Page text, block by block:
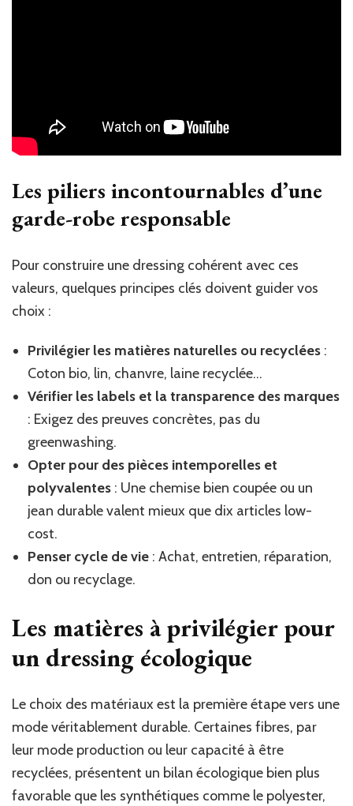
Les piliers incontournables d’une
garde-robe responsable
Pour construire une dressing cohérent avec ces
valeurs, quelques principes clés doivent guider vos
choix :
Privilégier les matières naturelles ou recyclées :
Coton bio, lin, chanvre, laine recyclée…
Vérifier les labels et la transparence des marques
: Exigez des preuves concrètes, pas du
greenwashing.
Opter pour des pièces intemporelles et
polyvalentes : Une chemise bien coupée ou un
jean durable valent mieux que dix articles low-
cost.
Penser cycle de vie : Achat, entretien, réparation,
don ou recyclage.
Les matières à privilégier pour
un dressing écologique
Le choix des matériaux est la première étape vers une
mode véritablement durable. Certaines fibres, par
leur mode production ou leur capacité à être
recyclées, présentent un bilan écologique bien plus
favorable que les synthétiques comme le polyester,